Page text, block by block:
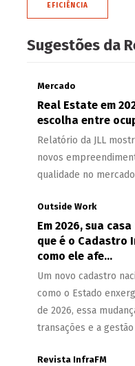
EFICIÊNCIA
Sugestões da
Mercado
Real Estate em
escolha entre
Relatório da JLL
novos
qualidade no
Outside Work
Em 2026, sua
que é o Cadastro
como ele afe...
Um novo cadastro
como o Estado
de 2026, essa
transações e a
Revista InfraFM